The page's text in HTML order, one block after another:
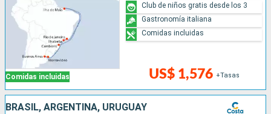
Comidas incluidas US$ 1,576 +Tasas
Club de niños gratis desde los 3
Gastronomía italiana
Comidas incluidas
BRASIL, ARGENTINA, URUGUAY